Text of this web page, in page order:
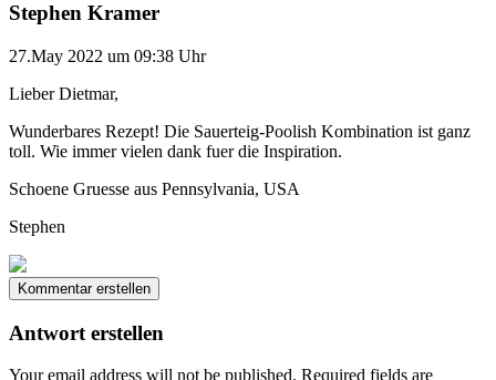
Stephen Kramer
27.May 2022 um 09:38 Uhr
Lieber Dietmar,
Wunderbares Rezept! Die Sauerteig-Poolish Kombination ist ganz
toll. Wie immer vielen dank fuer die Inspiration.
Schoene Gruesse aus Pennsylvania, USA
Stephen
Kommentar erstellen
Antwort erstellen
Your email address will not be published. Required fields are